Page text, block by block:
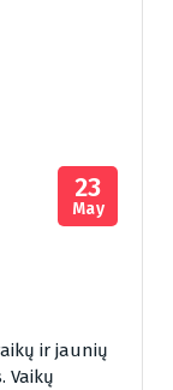
23
May
ir jaunių
Vaikų